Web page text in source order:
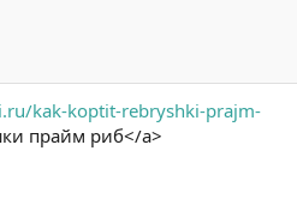
kak-koptit-rebryshki-prajm-
прайм риб</a>